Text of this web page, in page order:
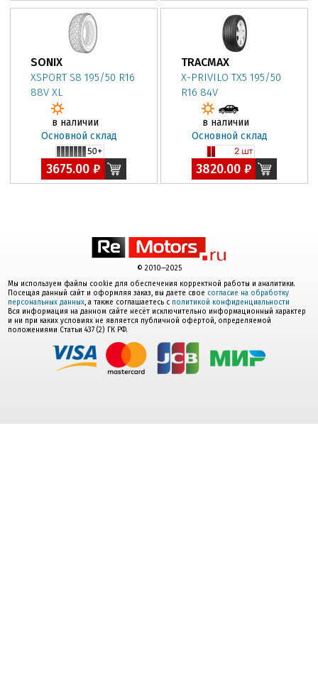
SONIX
XSPORT S8 195/50 R16
88V XL
в наличии
Основной склад
3675.00 ₽
TRACMAX
X-PRIVILO TX5 195/50
R16 84V
в наличии
Основной склад
3820.00 ₽
© 2010—2025
Мы используем файлы cookie для обеспечения корректной работы и аналитики.
Посещая данный сайт и оформляя заказ, вы даете свое согласие на обработку
персональных данных, а также соглашаетесь с политикой конфиденциальности
Вся информация на данном сайте несёт исключительно информационный характер
и ни при каких условиях не является публичной офертой, определяемой
положениями Статьи 437 (2) ГК РФ.